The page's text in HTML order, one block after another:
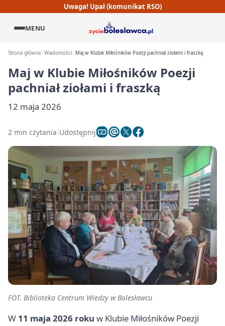
Uwaga! Upał (komunikat RSO)
MENU
Strona główna Wiadomości Maj w Klubie Miłośników Poezji pachniał ziołami i fraszką
Maj w Klubie Miłośników Poezji
pachniał ziołami i fraszką
12 maja 2026
2 min czytania Udostępnij
FOT. Biblioteka Centrum Wiedzy w Bolesławcu
W 11 maja 2026 roku w Klubie Miłośników Poezji